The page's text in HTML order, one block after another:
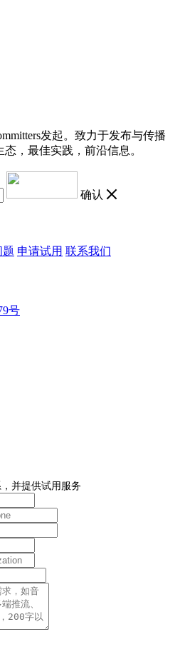
发起。致力于发布与传播
态，最佳实践，前沿信息。
确认
题 申请试用 联系我们
号
并提供试用服务